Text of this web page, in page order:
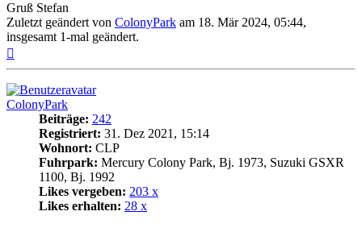
Gruß Stefan
Zuletzt geändert von ColonyPark am 18. Mär 2024, 05:44,
insgesamt 1-mal geändert.
ColonyPark
Beiträge: 242
Registriert: 31. Dez 2021, 15:14
Wohnort: CLP
Fuhrpark: Mercury Colony Park, Bj. 1973, Suzuki GSXR
1100, Bj. 1992
Likes vergeben: 203 x
Likes erhalten: 28 x